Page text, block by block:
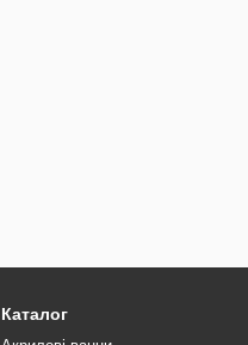
Каталог